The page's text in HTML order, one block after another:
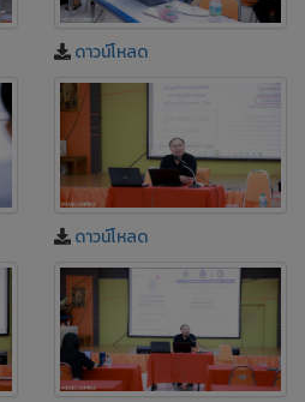
ดาวน์โหลด
ดาวน์โหลด